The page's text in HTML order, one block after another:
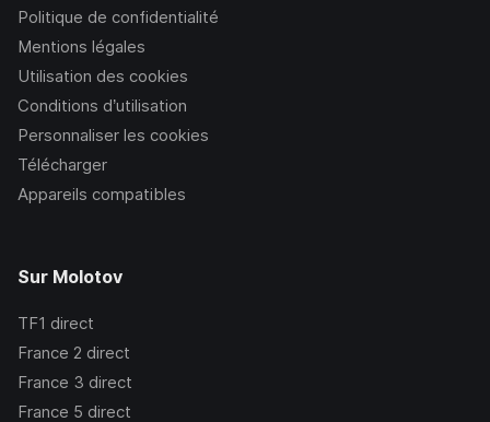
Politique de confidentialité
Mentions légales
Utilisation des cookies
Conditions d’utilisation
Personnaliser les cookies
Télécharger
Appareils compatibles
Sur Molotov
TF1 direct
France 2 direct
France 3 direct
France 5 direct